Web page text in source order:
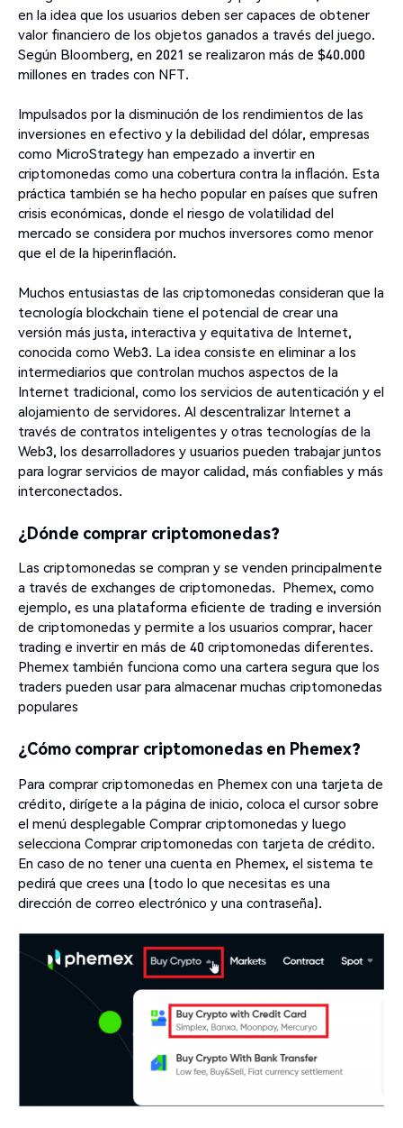
en la idea que los usuarios deben ser capaces de obtener
valor financiero de los objetos ganados a través del juego.
Según Bloomberg, en 2021 se realizaron más de $40.000
millones en trades con NFT.
Impulsados por la disminución de los rendimientos de las
inversiones en efectivo y la debilidad del dólar, empresas
como MicroStrategy han empezado a invertir en
criptomonedas como una cobertura contra la inflación. Esta
práctica también se ha hecho popular en países que sufren
crisis económicas, donde el riesgo de volatilidad del
mercado se considera por muchos inversores como menor
que el de la hiperinflación.
Muchos entusiastas de las criptomonedas consideran que la
tecnología blockchain tiene el potencial de crear una
versión más justa, interactiva y equitativa de Internet,
conocida como Web3. La idea consiste en eliminar a los
intermediarios que controlan muchos aspectos de la
Internet tradicional, como los servicios de autenticación y el
alojamiento de servidores. Al descentralizar Internet a
través de contratos inteligentes y otras tecnologías de la
Web3, los desarrolladores y usuarios pueden trabajar juntos
para lograr servicios de mayor calidad, más confiables y más
interconectados.
¿Dónde comprar criptomonedas?
Las criptomonedas se compran y se venden principalmente
a través de exchanges de criptomonedas. Phemex, como
ejemplo, es una plataforma eficiente de trading e inversión
de criptomonedas y permite a los usuarios comprar, hacer
trading e invertir en más de 40 criptomonedas diferentes.
Phemex también funciona como una cartera segura que los
traders pueden usar para almacenar muchas criptomonedas
populares
¿Cómo comprar criptomonedas en Phemex?
Para comprar criptomonedas en Phemex con una tarjeta de
crédito, dirígete a la página de inicio, coloca el cursor sobre
el menú desplegable Comprar criptomonedas y luego
selecciona Comprar criptomonedas con tarjeta de crédito.
En caso de no tener una cuenta en Phemex, el sistema te
pedirá que crees una (todo lo que necesitas es una
dirección de correo electrónico y una contraseña).